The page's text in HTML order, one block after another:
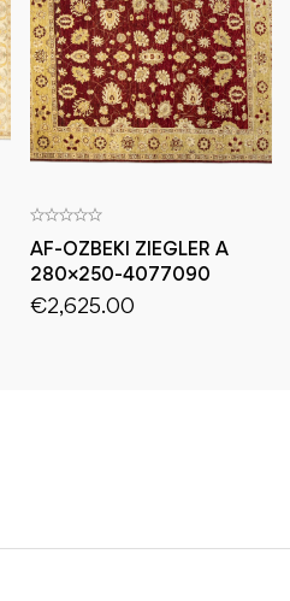
AF-OZBEKI ZIEGLER A
280×250-4077090
€2,625.00